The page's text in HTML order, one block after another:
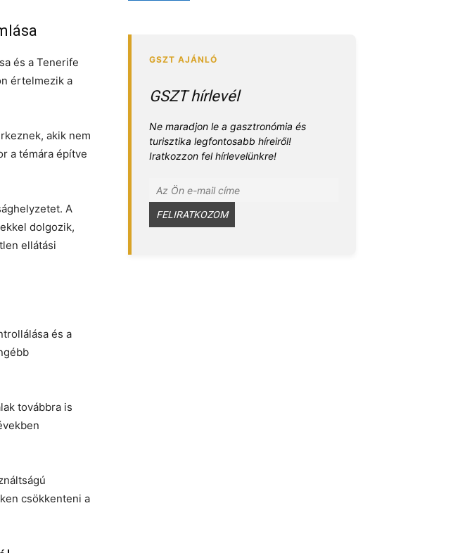
és a Tenerife
értelmezik a
akik nem
a témára építve
A
dolgozik,
ellátási
és a
továbbra is
csökkenteni a
GSZT hírlevél
Ne maradjon le a gasztronómia és
turisztika legfontosabb híreiről!
Iratkozzon fel hírlevelünkre!